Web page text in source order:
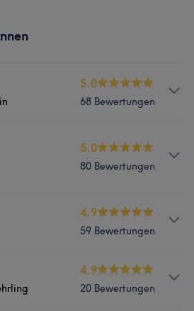
5.0
68 Bewertungen
Stylistin
Jana sagen
5.0
80 Bewertungen
im Bereich Fachkosmetik,
und Podologin
4.9
59 Bewertungen
Farb und Schnitttechnik. Eine
4.9
20 Bewertungen